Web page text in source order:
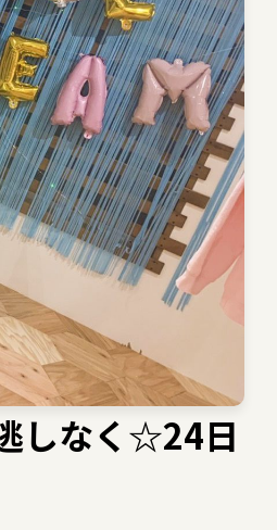
しなく☆24日